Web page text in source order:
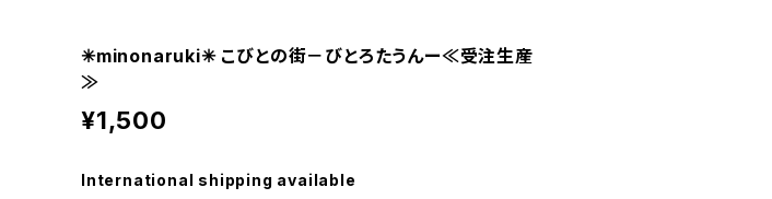
✳︎minonaruki✳︎ こびとの街－びとろたうんー≪受注生産
≫
¥1,500
International shipping available